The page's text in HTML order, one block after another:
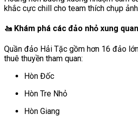
khắc cực chill cho team thích chụp
🚤 Khám phá các đảo nhỏ xung
Quần đảo Hải Tặc gồm hơn 16 đảo
thuê thuyền tham quan:
Hòn Đốc
Hòn Tre Nhỏ
Hòn Giang